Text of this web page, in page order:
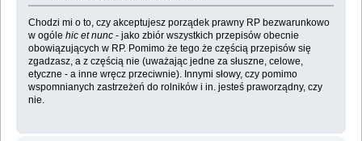
Chodzi mi o to, czy akceptujesz porządek prawny RP bezwarunkowo
w ogóle hic et nunc- jako zbiór wszystkich przepisów obecnie
obowiązujących w RP. Pomimo że tego że częścią przepisów się
zgadzasz, a z częścią nie (uważając jedne za słuszne, celowe,
etyczne - a inne wręcz przeciwnie). Innymi słowy, czy pomimo
wspomnianych zastrzeżeń do rolników i in. jesteś praworządny, czy
nie.